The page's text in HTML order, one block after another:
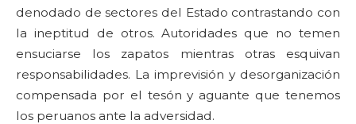
denodado de sectores del Estado contrastando con
la ineptitud de otros. Autoridades que no temen
ensuciarse los zapatos mientras otras esquivan
responsabilidades. La imprevisión y desorganización
compensada por el tesón y aguante que tenemos
los peruanos ante la adversidad.